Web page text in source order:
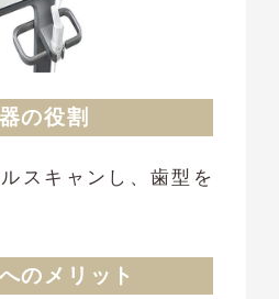
の役割
スキャンし、歯型を
のメリット